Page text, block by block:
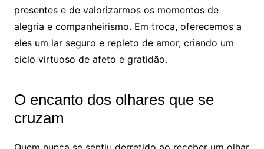
presentes e de valorizarmos os momentos de
alegria e companheirismo. Em troca, oferecemos a
eles um lar seguro e repleto de amor, criando um
ciclo virtuoso de afeto e gratidão.
O encanto dos olhares que se
cruzam